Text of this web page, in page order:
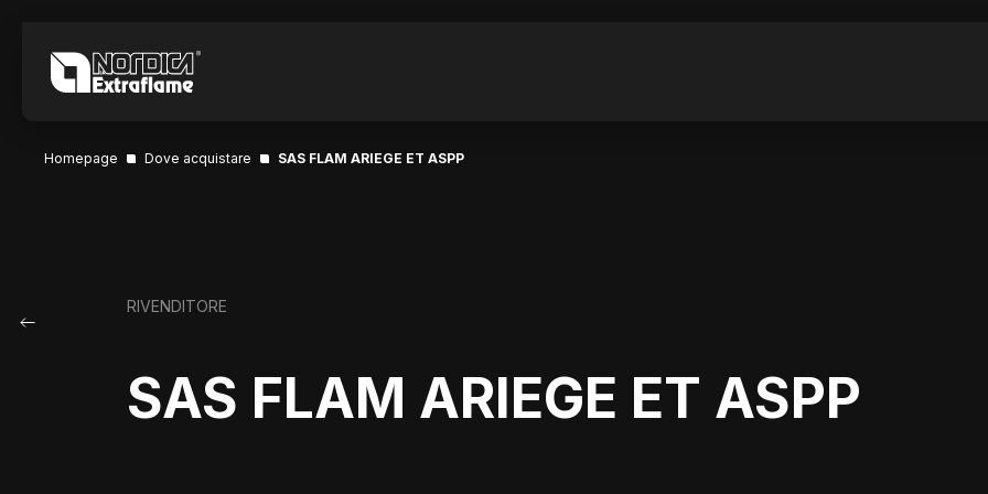
Homepage Dove acquistare SAS FLAM ARIEGE ET ASPP
RIVENDITORE
SAS FLAM ARIEGE ET ASPP